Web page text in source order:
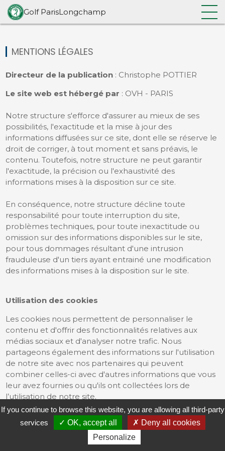
Golf ParisLongchamp
Accueil / Mentions légales & crédits
MENTIONS LÉGALES
Directeur de la publication : Christophe POTTIER
Le site web est hébergé par : OVH - PARIS
Notre structure s'efforce d'assurer au mieux de ses
possibilités, l'exactitude et la mise à jour des
informations diffusées sur ce site, dont elle se réserve le
droit de corriger, à tout moment et sans préavis, le
contenu. Toutefois, notre structure ne peut garantir
l'exactitude, la précision ou l'exhaustivité des
informations mises à la disposition sur ce site.
En conséquence, notre structure décline toute
responsabilité pour toute interruption du site,
problèmes techniques, pour toute inexactitude ou
omission sur des informations disponibles sur le site,
pour tous dommages résultant d'une intrusion
frauduleuse d'un tiers ayant entrainé une modification
des informations mises à la disposition sur le site.
Utilisation des cookies
Les cookies nous permettent de personnaliser le
contenu et d'offrir des fonctionnalités relatives aux
médias sociaux et d'analyser notre trafic. Nous
partageons également des informations sur l'utilisation
de notre site avec nos partenaires qui peuvent
combiner celles-ci avec d'autres informations que vous
leur avez fournies ou qu'ils ont collectées lors de
l’utilisation de notre site.
Propriété intellectuelle
La reproduction de tous documents publiés sur ce site
If you continue to browse this website, you are allowing all third-party
services
OK, accept all
Deny all cookies
Personalize